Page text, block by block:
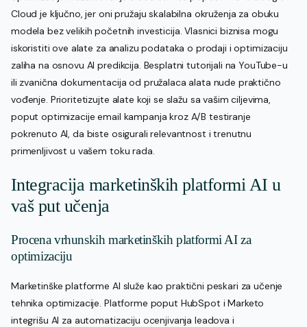
Cloud je ključno, jer oni pružaju skalabilna okruženja za obuku
modela bez velikih početnih investicija. Vlasnici biznisa mogu
iskoristiti ove alate za analizu podataka o prodaji i optimizaciju
zaliha na osnovu AI predikcija. Besplatni tutorijali na YouTube-u
ili zvanična dokumentacija od pružalaca alata nude praktično
vođenje. Prioritetizujte alate koji se slažu sa vašim ciljevima,
poput optimizacije email kampanja kroz A/B testiranje
pokrenuto AI, da biste osigurali relevantnost i trenutnu
primenljivost u vašem toku rada.
Integracija marketinških platformi AI u
vaš put učenja
Procena vrhunskih marketinških platformi AI za
optimizaciju
Marketinške platforme AI služe kao praktični peskari za učenje
tehnika optimizacije. Platforme poput HubSpot i Marketo
integrišu AI za automatizaciju ocenjivanja leadova i